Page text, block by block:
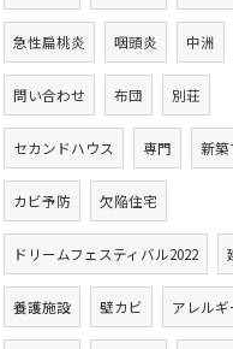
急性扁桃炎 咽頭炎 中洲
問い合わせ 布団 別荘
セカンドハウス 専門 新築
カビ予防 欠陥住宅
ドリームフェスティバル2022
養護施設 壁カビ アレルギ